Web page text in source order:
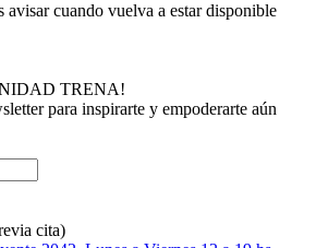
avisar cuando vuelva a estar disponible
TRENA!
para inspirarte y empoderarte aún
cita)